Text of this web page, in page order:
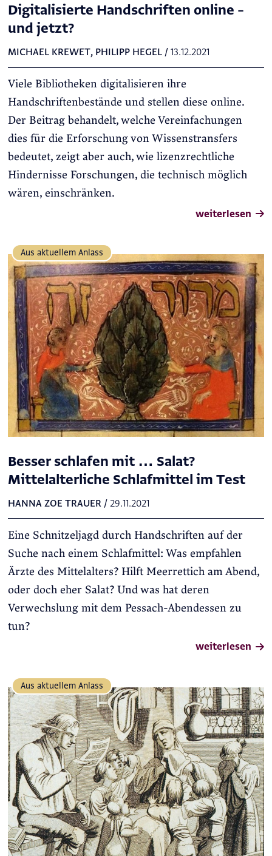
Digitalisierte Handschriften online –
und jetzt?
MICHAEL KREWET, PHILIPP HEGEL/ 13.12.2021
Viele Bibliotheken digitalisieren ihre
Handschriftenbestände und stellen diese online.
Der Beitrag behandelt, welche Vereinfachungen
dies für die Erforschung von Wissenstransfers
bedeutet, zeigt aber auch, wie lizenzrechtliche
Hindernisse Forschungen, die technisch möglich
wären, einschränken.
weiterlesen
Aus aktuellem Anlass
Besser schlafen mit … Salat?
Mittelalterliche Schlafmittel im Test
HANNA ZOE TRAUER/ 29.11.2021
Eine Schnitzeljagd durch Handschriften auf der
Suche nach einem Schlafmittel: Was empfahlen
Ärzte des Mittelalters? Hilft Meerrettich am Abend,
oder doch eher Salat? Und was hat deren
Verwechslung mit dem Pessach-Abendessen zu
tun?
weiterlesen
Aus aktuellem Anlass